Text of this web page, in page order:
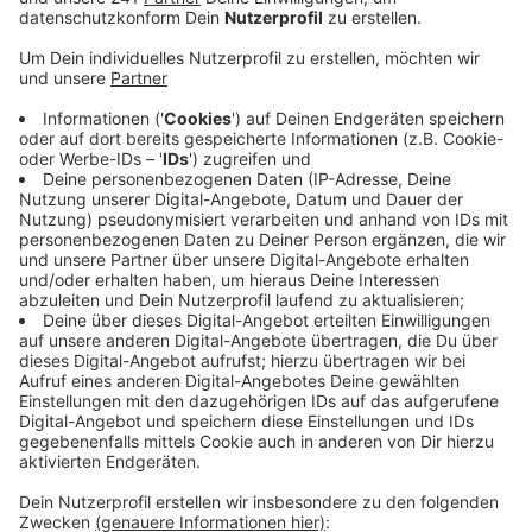
Anzeige
Die Bonner Behörde hatte einen anonymen Tipp
bekommen und daraufhin die Ermittlungen
aufgenommen. Es gab auch Durchsuchungen. Die
Strabag hatte demnach einem anderen
Bauunternehmen Geld dafür gezahlt, das es der Stadt
Köln ein teureres Angebot für die Brückensanierung
vorlegte. Die Stadt Köln akzeptierte dann natürlich
das günstigere Angebot der Strabag. Drei Jahre lang
dauerten die Ermittlungen des Bundeskartellamts hier
in Bonn wegen dieser illegalen Absprachen. Das andere
Unternehmen aus Pinneberg in Schleswig-Holstein trat
bei den Ermittlungen als Kronzeuge auf und kommt